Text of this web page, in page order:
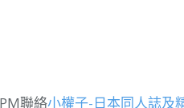
聯絡小權子-日本同人誌及